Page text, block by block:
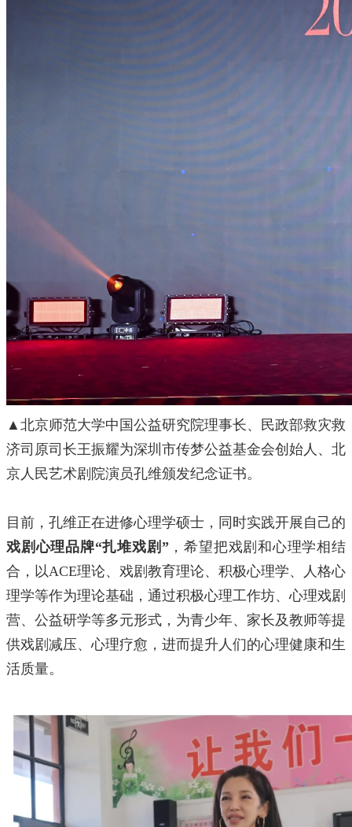
▲北京师范大学中国公益研究院理事长、民政部救灾救
济司原司长王振耀为深圳市传梦公益基金会创始人、北
京人民艺术剧院演员孔维颁发纪念证书。
目前，孔维正在进修心理学硕士，同时实践开展自己的
戏剧心理品牌“扎堆戏剧”，希望把戏剧和心理学相结
合，以ACE理论、戏剧教育理论、积极心理学、人格心
理学等作为理论基础，通过积极心理工作坊、心理戏剧
营、公益研学等多元形式，为青少年、家长及教师等提
供戏剧减压、心理疗愈，进而提升人们的心理健康和生
活质量。